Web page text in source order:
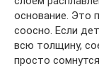
основание. Это
соосно. Если
всю толщину,
просто сомнутся.